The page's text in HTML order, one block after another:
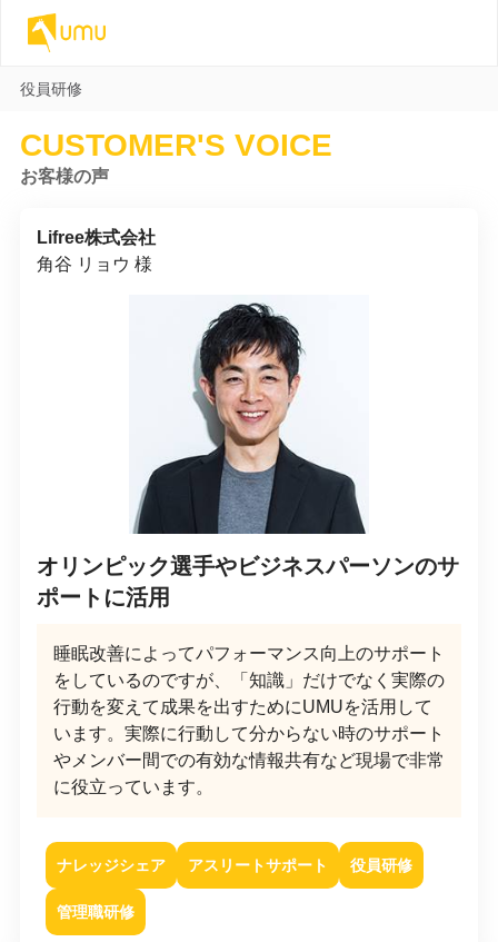
役員研修
CUSTOMER'S VOICE
お客様の声
Lifree株式会社
角谷 リョウ 様
オリンピック選手やビジネスパーソンのサ
ポートに活用
睡眠改善によってパフォーマンス向上のサポート
をしているのですが、「知識」だけでなく実際の
行動を変えて成果を出すためにUMUを活用して
います。実際に行動して分からない時のサポート
やメンバー間での有効な情報共有など現場で非常
に役立っています。
ナレッジシェア アスリートサポート 役員研修
管理職研修